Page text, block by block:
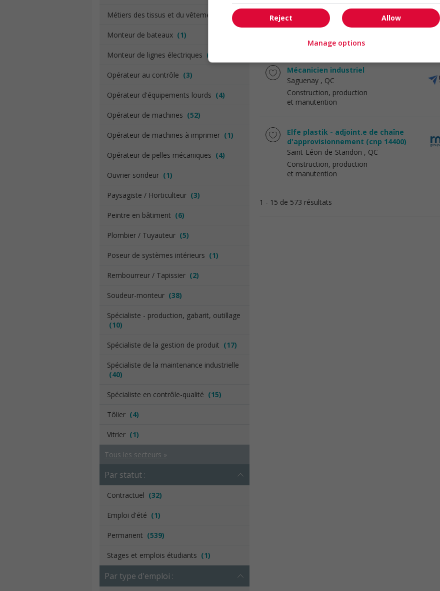
Métiers des tissus et du vêtement
Monteur de bateaux (1)
Monteur de lignes électriques (3)
Opérateur au contrôle (3)
Opérateur d'équipements lourds (4)
Opérateur de machines (52)
Opérateur de machines à imprimer (1)
Opérateur de pelles mécaniques (4)
Ouvrier sondeur (1)
Paysagiste / Horticulteur (3)
Peintre en bâtiment (6)
Plombier / Tuyauteur (5)
Poseur de systèmes intérieurs (1)
Rembourreur / Tapissier (2)
Soudeur-monteur (38)
Spécialiste - production, gabarit, outillage
(10)
Spécialiste de la gestion de produit (17)
Spécialiste de la maintenance industrielle
(40)
Spécialiste en contrôle-qualité (15)
Tôlier (4)
Vitrier (1)
Tous les secteurs »
Par statut :
Contractuel (32)
Emploi d'été (1)
Permanent (539)
Stages et emplois étudiants (1)
Par type d'emploi :
Soudeur-assembleur
Chicoutimi
, QC
Construction, production
et manutention
Mécanicien industriel
Saguenay , QC
Construction, production
et manutention
Elfe plastik - adjoint.e de chaîne
d'approvisionnement (cnp 14400)
Saint-Léon-de-Standon , QC
Construction, production
et manutention
1 - 15 de 573 résultats
Allow
Reject
Manage options